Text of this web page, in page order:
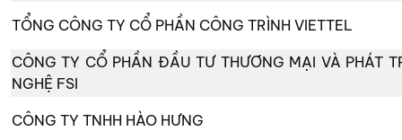
TỔNG CÔNG TY CỔ PHẦN CÔNG TRÌNH VIETTEL
CÔNG TY CỔ PHẦN ĐẦU TƯ THƯƠNG MẠI VÀ PHÁT
NGHỆ FSI
CÔNG TY TNHH HÀO HƯNG